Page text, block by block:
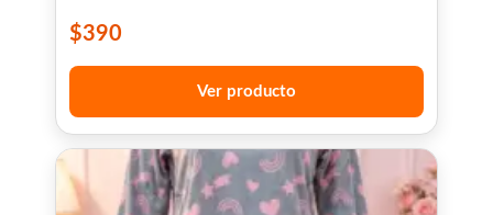
$390
Ver producto